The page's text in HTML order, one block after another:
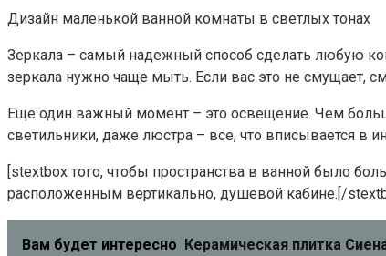
Дизайн маленькой ванной комнаты в светлых тонах
Зеркала – самый надежный способ сделать любую
зеркала нужно чаще мыть. Если вас это не смущает,
Еще один важный момент – это освещение. Чем
светильники, даже люстра – все, что вписывается в
[stextbox того, чтобы пространства в ванной было
расположенным вертикально, душевой кабине.[/
Вам будет интересно Керамическая плитка